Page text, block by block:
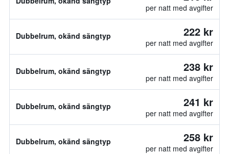
per natt med avgifter
Dubbelrum, okänd sängtyp 222 kr
per natt med avgifter
Dubbelrum, okänd sängtyp 238 kr
per natt med avgifter
Dubbelrum, okänd sängtyp 241 kr
per natt med avgifter
Dubbelrum, okänd sängtyp 258 kr
per natt med avgifter